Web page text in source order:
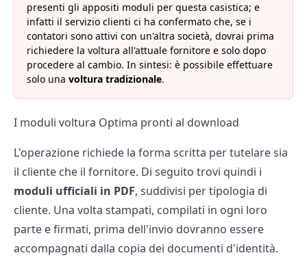
presenti gli appositi moduli per questa casistica; e
infatti il servizio clienti ci ha confermato che, se i
contatori sono attivi con un'altra società, dovrai prima
richiedere la voltura all'attuale fornitore e solo dopo
procedere al cambio. In sintesi: è possibile effettuare
solo una voltura tradizionale.
I moduli voltura Optima pronti al download
L'operazione richiede la forma scritta per tutelare sia
il cliente che il fornitore. Di seguito trovi quindi i
moduli ufficiali in PDF, suddivisi per tipologia di
cliente. Una volta stampati, compilati in ogni loro
parte e firmati, prima dell'invio dovranno essere
accompagnati dalla copia dei documenti d'identità.